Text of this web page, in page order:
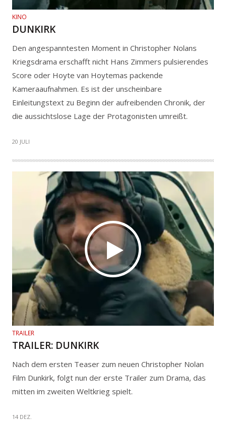
KINO
DUNKIRK
Den angespanntesten Moment in Christopher Nolans
Kriegsdrama erschafft nicht Hans Zimmers pulsierendes
Score oder Hoyte van Hoytemas packende
Kameraaufnahmen. Es ist der unscheinbare
Einleitungstext zu Beginn der aufreibenden Chronik, der
die aussichtslose Lage der Protagonisten umreißt.
20 JULI
TRAILER
TRAILER: DUNKIRK
Nach dem ersten Teaser zum neuen Christopher Nolan
Film Dunkirk, folgt nun der erste Trailer zum Drama, das
mitten im zweiten Weltkrieg spielt.
14 DEZ.